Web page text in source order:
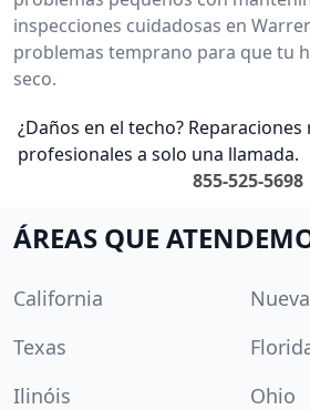
inspecciones cuidadosas en
problemas temprano para que tu
seco.
¿Daños en el techo? Reparaciones
profesionales a solo una llamada.
855-525-5698
ÁREAS QUE
California
Texas
Ilinóis
Ohio